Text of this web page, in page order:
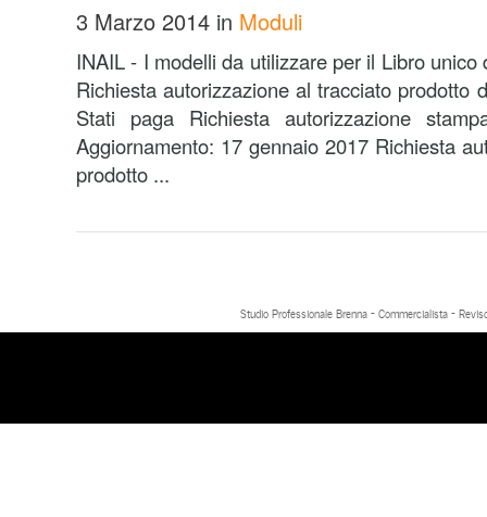
3 Marzo 2014 in Moduli
INAIL - I modelli da utilizzare per il Libro
Richiesta autorizzazione al tracciato prodotto
Stati paga Richiesta autorizzazione
Aggiornamento: 17 gennaio 2017 Richiesta
prodotto ...
Studio Professionale Brenna - Commercialista -